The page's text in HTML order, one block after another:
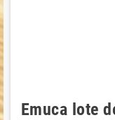
Emuca lote